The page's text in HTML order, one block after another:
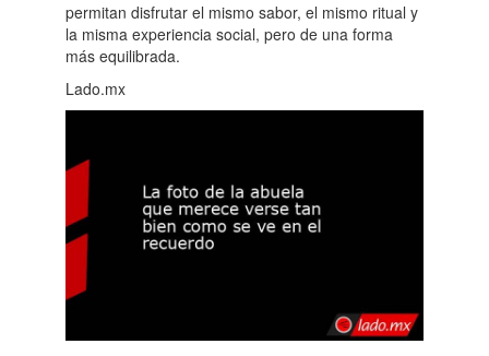
permitan disfrutar el mismo sabor, el mismo ritual y
la misma experiencia social, pero de una forma
más equilibrada.
Lado.mx